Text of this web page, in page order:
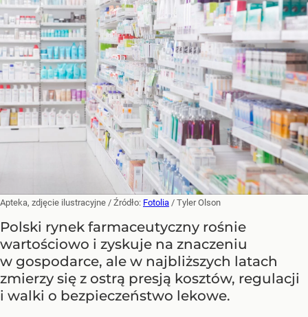
Apteka, zdjęcie ilustracyjne / Źródło: Fotolia / Tyler Olson
Polski rynek farmaceutyczny rośnie
wartościowo i zyskuje na znaczeniu
w gospodarce, ale w najbliższych latach
zmierzy się z ostrą presją kosztów, regulacji
i walki o bezpieczeństwo lekowe.